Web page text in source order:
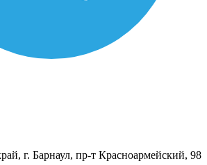
г. Барнаул, пр-т Красноармейский, 98